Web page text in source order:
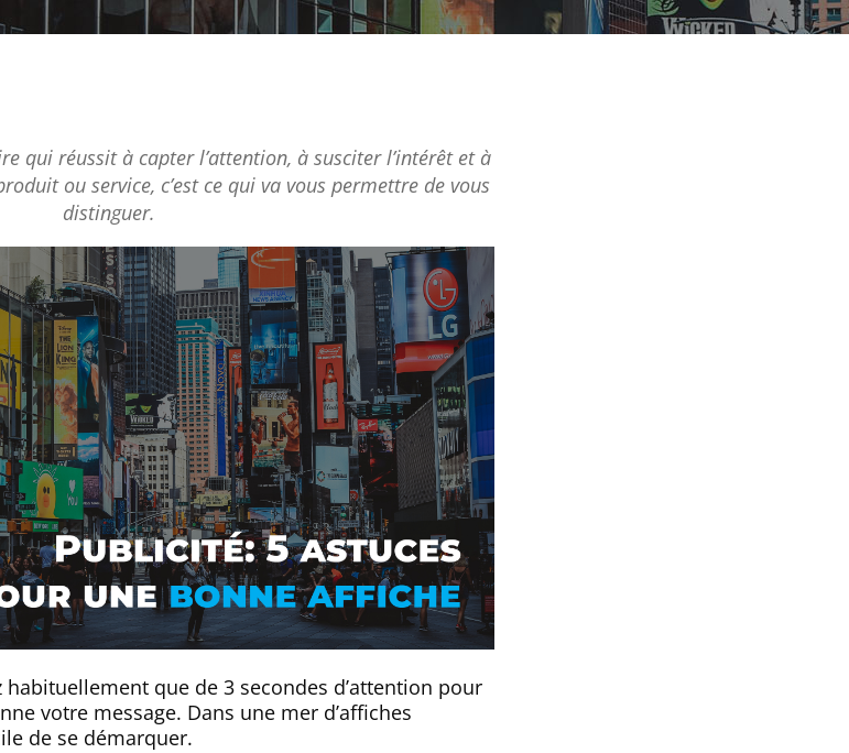
qui réussit à capter l’attention, à susciter l’intérêt et à
ou service, c’est ce qui va vous permettre de vous
distinguer.
habituellement que de 3 secondes d’attention pour
votre message. Dans une mer d’affiches
de se démarquer.